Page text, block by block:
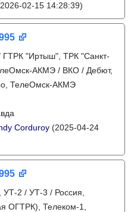
02-15 14:28:39)
"Иртыш", ТРК "Санкт-
АКМЭ / ВКО / Дебют,
ТелеОмск-АКМЭ
Corduroy (2025-04-24
2 / УТ-3 / Россия,
ОГТРК), Телеком-1,